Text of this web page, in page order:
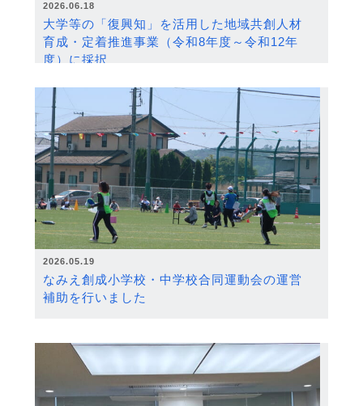
2026.06.18
大学等の「復興知」を活用した地域共創人材
育成・定着推進事業（令和8年度～令和12年
度）に採択
2026.05.19
なみえ創成小学校・中学校合同運動会の運営
補助を行いました